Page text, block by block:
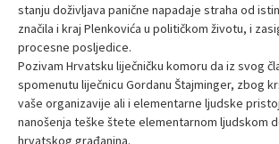
stanju doživljava panične napadaje straha od
značila i kraj Plenkovića u političkom životu, i
procesne posljedice.
Pozivam Hrvatsku liječničku komoru da iz svog
spomenutu liječnicu Gordanu Štajminger, zbog
vaše organizavije ali i elementarne ljudske
nanošenja teške štete elementarnom ljudskom
hrvatskog građanina.